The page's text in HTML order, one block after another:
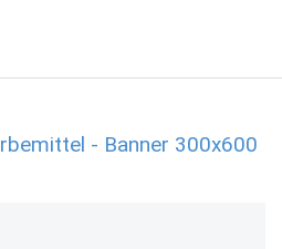
- Banner 300x600